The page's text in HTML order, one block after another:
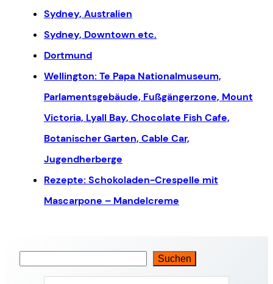
Sydney, Australien
Sydney, Downtown etc.
Dortmund
Wellington: Te Papa Nationalmuseum,
Parlamentsgebäude, Fußgängerzone, Mount
Victoria, Lyall Bay, Chocolate Fish Cafe,
Botanischer Garten, Cable Car,
Jugendherberge
Rezepte: Schokoladen-Crespelle mit
Mascarpone – Mandelcreme
Suchen